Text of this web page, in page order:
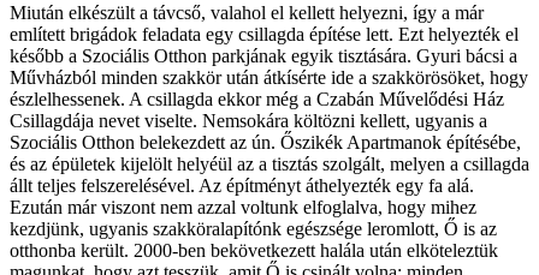
Miután elkészült a távcső, valahol el kellett helyezni, így a már
említett brigádok feladata egy csillagda építése lett. Ezt helyezték el
később a Szociális Otthon parkjának egyik tisztására. Gyuri bácsi a
Művházból minden szakkör után átkísérte ide a szakkörösöket, hogy
észlelhessenek. A csillagda ekkor még a Czabán Művelődési Ház
Csillagdája nevet viselte. Nemsokára költözni kellett, ugyanis a
Szociális Otthon belekezdett az ún. Őszikék Apartmanok építésébe,
és az épületek kijelölt helyéül az a tisztás szolgált, melyen a csillagda
állt teljes felszerelésével. Az építményt áthelyezték egy fa alá.
Ezután már viszont nem azzal voltunk elfoglalva, hogy mihez
kezdjünk, ugyanis szakköralapítónk egészsége leromlott, Ő is az
otthonba került. 2000-ben bekövetkezett halála után elköteleztük